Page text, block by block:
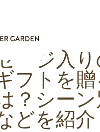
ージ入
フトを贈
？シー
どを紹介